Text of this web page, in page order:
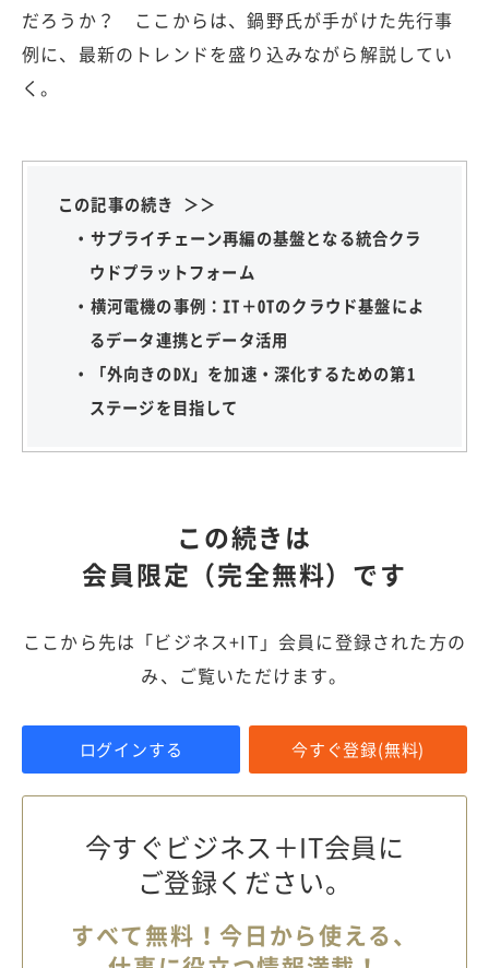
だろうか？ ここからは、鍋野氏が手がけた先行事
例に、最新のトレンドを盛り込みながら解説してい
く。
この記事の続き ＞＞
・サプライチェーン再編の基盤となる統合クラ
ウドプラットフォーム
・横河電機の事例：IT＋OTのクラウド基盤によ
るデータ連携とデータ活用
・「外向きのDX」を加速・深化するための第1
ステージを目指して
この続きは
会員限定（完全無料）です
ここから先は「ビジネス+IT」会員に登録された方の
み、ご覧いただけます。
ログインする 今すぐ登録(無料)
今すぐビジネス＋IT会員に
ご登録ください。
すべて無料！今日から使える、